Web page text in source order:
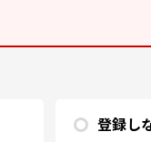
登録し